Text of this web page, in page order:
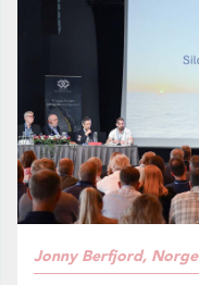
Jonny Berfjord,